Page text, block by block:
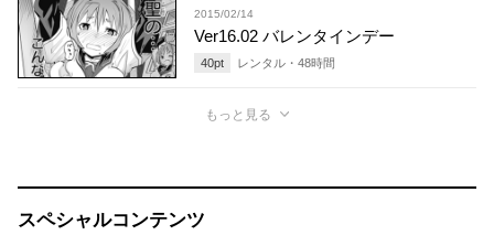
2015/02/14
Ver16.02 バレンタインデー
40pt レンタル・ 48時間
もっと見る
スペシャルコンテンツ